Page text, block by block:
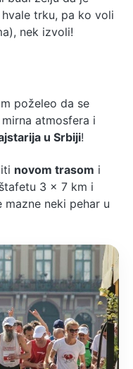
trku, pa ko voli
nek izvoli!
poželeo da se
atmosfera i
u Srbiji!
novom trasom i
3 x 7 km i
neki pehar u